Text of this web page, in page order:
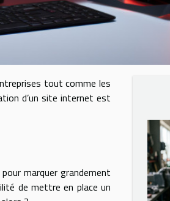
tout comme les
d’un site internet est
marquer grandement
de mettre en place un